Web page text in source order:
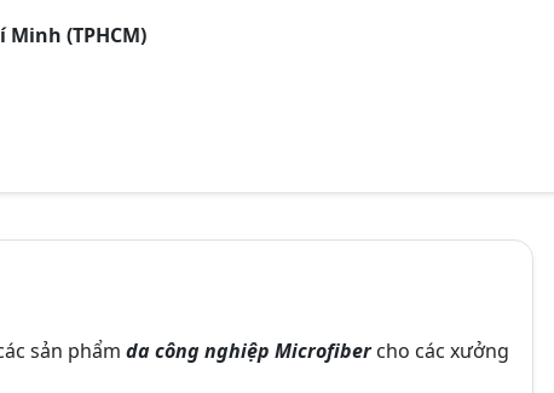
Minh (TPHCM)
sản phẩm da công nghiệp Microfibercho các xưởng